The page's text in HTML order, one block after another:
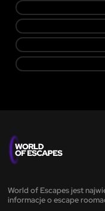
World of Escapes jest
informacje o escape